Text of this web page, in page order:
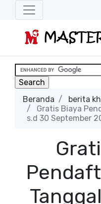
Beranda
berita
Gratis Biaya
s.d 30 September